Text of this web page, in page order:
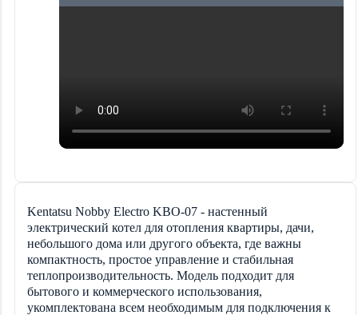
Kentatsu Nobby Electro KBO-07 - настенный
электрический котел для отопления квартиры, дачи,
небольшого дома или другого объекта, где важны
компактность, простое управление и стабильная
теплопроизводительность. Модель подходит для
бытового и коммерческого использования,
укомплектована всем необходимым для подключения к